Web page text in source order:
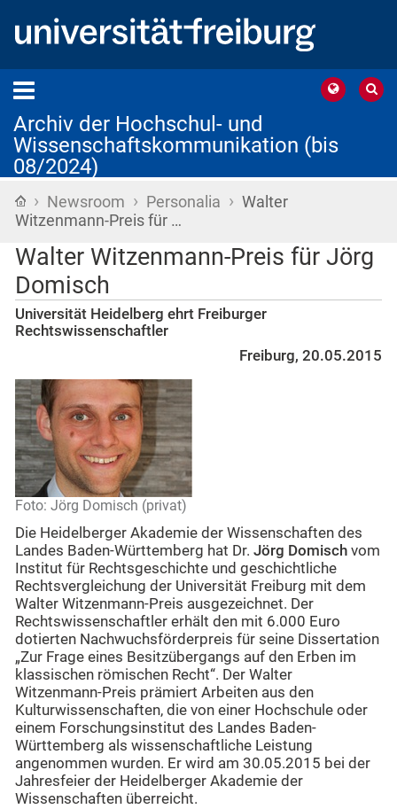
Archiv der Hochschul- und
Wissenschaftskommunikation (bis
08/2024)
Startseite
› Newsroom › Personalia › Walter
Witzenmann-Preis für …
Walter Witzenmann-Preis für Jörg
Domisch
Universität Heidelberg ehrt Freiburger
Rechtswissenschaftler
Freiburg, 20.05.2015
Foto: Jörg Domisch (privat)
Die Heidelberger Akademie der Wissenschaften des
Landes Baden-Württemberg hat Dr. Jörg Domisch vom
Institut für Rechtsgeschichte und geschichtliche
Rechtsvergleichung der Universität Freiburg mit dem
Walter Witzenmann-Preis ausgezeichnet. Der
Rechtswissenschaftler erhält den mit 6.000 Euro
dotierten Nachwuchsförderpreis für seine Dissertation
„Zur Frage eines Besitzübergangs auf den Erben im
klassischen römischen Recht“. Der Walter
Witzenmann-Preis prämiert Arbeiten aus den
Kulturwissenschaften, die von einer Hochschule oder
einem Forschungsinstitut des Landes Baden-
Württemberg als wissenschaftliche Leistung
angenommen wurden. Er wird am 30.05.2015 bei der
Jahresfeier der Heidelberger Akademie der
Wissenschaften überreicht.